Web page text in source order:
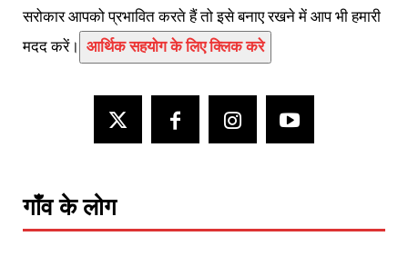
सरोकार आपको प्रभावित करते हैं तो इसे बनाए रखने में आप भी हमारी
मदद करें। आर्थिक सहयोग के लिए क्लिक करे
गाँव के लोग